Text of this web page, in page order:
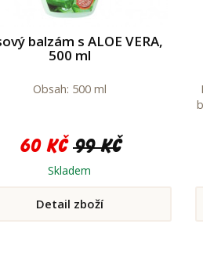
balzám s ALOE VERA,
500 ml
Obsah: 500 ml
60 Kč 99 Kč
Skladem
Detail zboží